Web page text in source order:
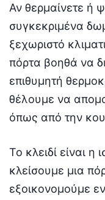
Αν θερμαίνετε ή
συγκεκριμένα
ξεχωριστό
πόρτα βοηθά να
επιθυμητή
θέλουμε να
όπως από την
Το κλειδί είναι
κλείσουμε μια
εξοικονομούμε